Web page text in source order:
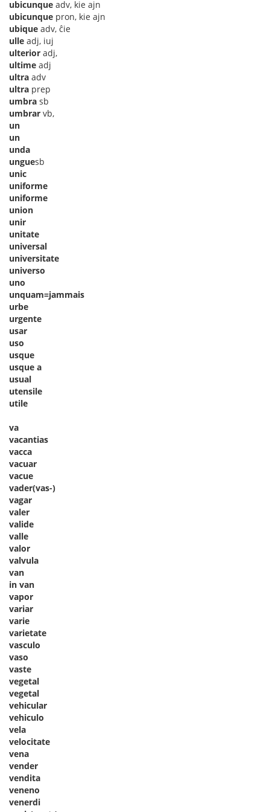
ubicunque adv, kie ajn
ubicunque pron, kie ajn
ubique adv, ĉie
ulle adj, iuj
ulterior adj,
ultime adj
ultra adv
ultra prep
umbra sb
umbrar vb,
un
un
unda
unguesb
unic
uniforme
uniforme
union
unir
unitate
universal
universitate
universo
uno
unquam=jammais
urbe
urgente
usar
uso
usque
usque a
usual
utensile
utile
va
vacantias
vacca
vacuar
vacue
vader(vas-)
vagar
valer
valide
valle
valor
valvula
van
in van
vapor
variar
varie
varietate
vasculo
vaso
vaste
vegetal
vegetal
vehicular
vehiculo
vela
velocitate
vena
vender
vendita
veneno
venerdi